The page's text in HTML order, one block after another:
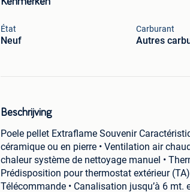
État
Neuf
Carburant
Autres
Beschrijving
Poele pellet Extraflame Souvenir
céramique ou en pierre • Ventilation air
chaleur système de nettoyage manuel •
Prédisposition pour thermostat extérieur
Télécommande • Canalisation jusqu’à 6